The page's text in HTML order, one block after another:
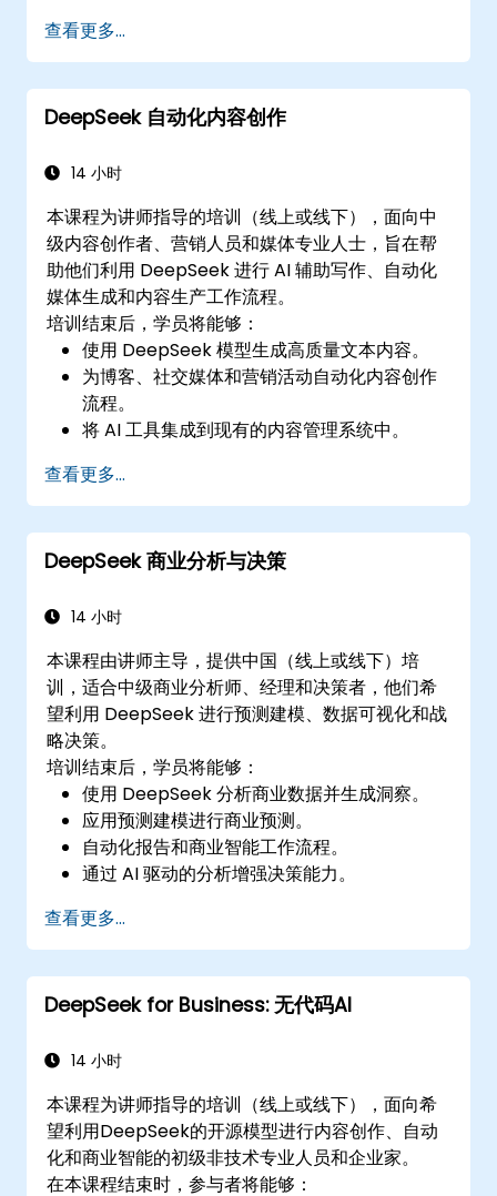
续发展目标（SDGs）。
确保在可持续发展应用中遵循负责任的AI实
践。
查看更多...
DeepSeek 自动化内容创作
14 小时
本课程为讲师指导的培训（线上或线下），面向中
级内容创作者、营销人员和媒体专业人士，旨在帮
助他们利用 DeepSeek 进行 AI 辅助写作、自动化
媒体生成和内容生产工作流程。
培训结束后，学员将能够：
使用 DeepSeek 模型生成高质量文本内容。
为博客、社交媒体和营销活动自动化内容创作
流程。
将 AI 工具集成到现有的内容管理系统中。
率。
查看更多...
DeepSeek 商业分析与决策
14 小时
本课程由讲师主导，提供中国（线上或线下）培
训，适合中级商业分析师、经理和决策者，他们希
望利用 DeepSeek 进行预测建模、数据可视化和战
略决策。
培训结束后，学员将能够：
使用 DeepSeek 分析商业数据并生成洞察。
应用预测建模进行商业预测。
自动化报告和商业智能工作流程。
通过 AI 驱动的分析增强决策能力。
查看更多...
DeepSeek for Business: 无代码AI
14 小时
本课程为讲师指导的培训（线上或线下），面向希
望利用DeepSeek的开源模型进行内容创作、自动
化和商业智能的初级非技术专业人员和企业家。
在本课程结束时，参与者将能够：